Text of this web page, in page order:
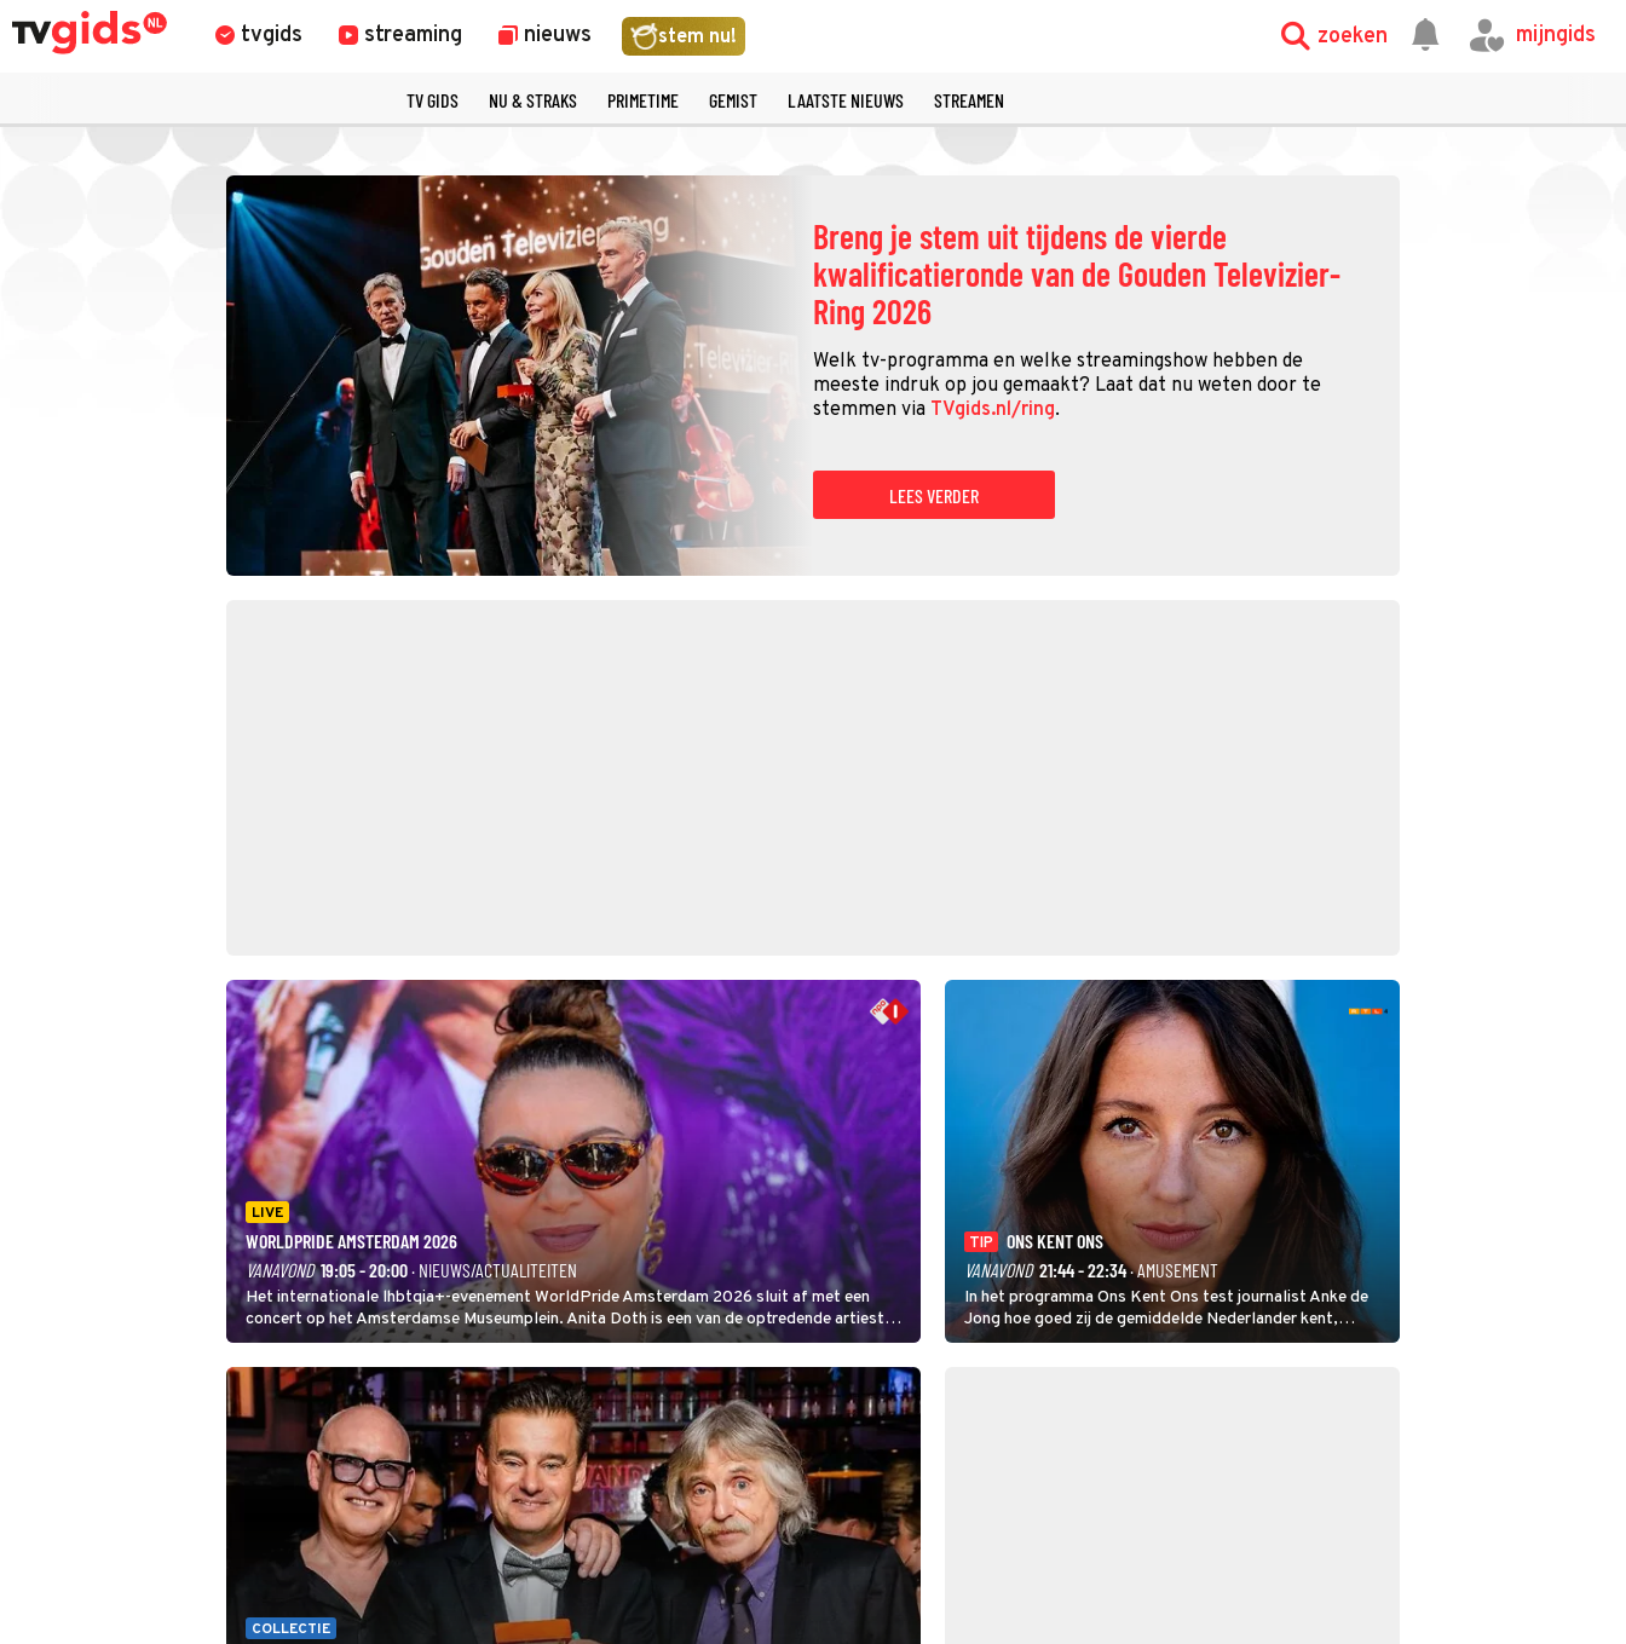
tvgids streaming nieuws stem nu! zoeken mijngids
TV GIDS NU & STRAKS PRIMETIME GEMIST LAATSTE NIEUWS STREAMEN
Breng je stem uit tijdens de vierde
kwalificatieronde van de Gouden Televizier-
Ring 2026
Welk tv-programma en welke streamingshow hebben de
meeste indruk op jou gemaakt? Laat dat nu weten door te
stemmen via TVgids.nl/ring.
LEES VERDER
LIVE
WORLDPRIDE AMSTERDAM 2026
VANAVOND 19:05 - 20:00· NIEUWS/ACTUALITEITEN
Het internationale lhbtqia+-evenement WorldPride Amsterdam 2026 sluit af met een
concert op het Amsterdamse Museumplein. Anita Doth is een van de optredende artiesten.
In de jaren 90 veroverde ze de wereld als zangeres van 2Unlimited.
TIP
ONS KENT ONS
VANAVOND 21:44 - 22:34· AMUSEMENT
In het programma Ons Kent Ons test journalist Anke de
Jong hoe goed zij de gemiddelde Nederlander kent,
waarbij de voormalig hoofdredacteur van modebladen
COLLECTIE